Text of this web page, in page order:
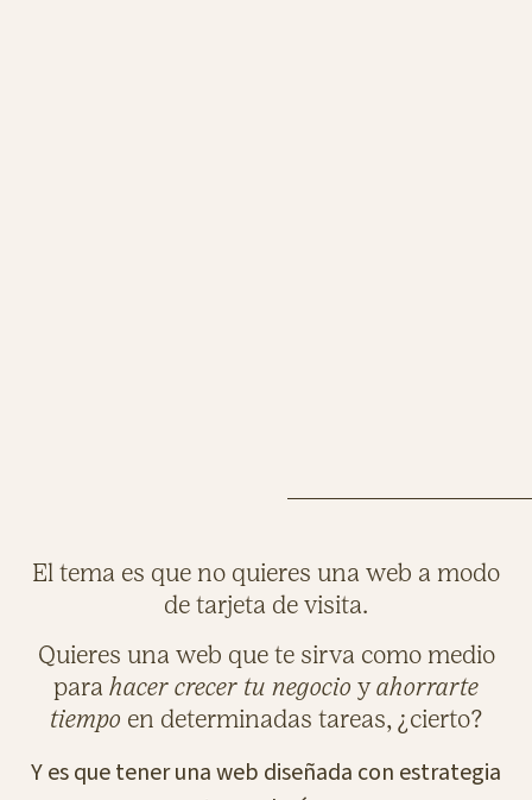
El tema es que no quieres una web a modo
de tarjeta de visita.
Quieres una web que te sirva como medio
para hacer crecer tu negocio yahorrarte
tiempo en determinadas tareas, ¿cierto?
Y es que tener una web diseñada con estrategia